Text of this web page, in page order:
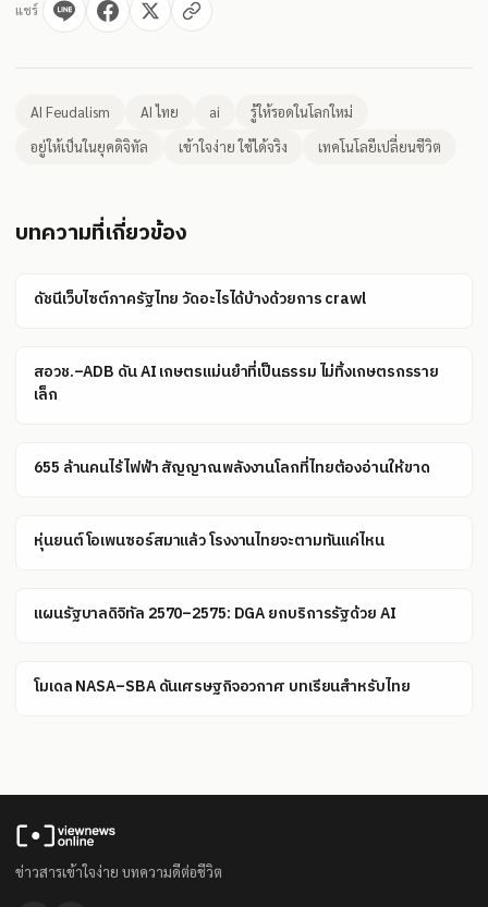
แชร์
AI Feudalism AI ไทย ai
รู้ให้รอดในโลกใหม่
อยู่ให้เป็นในยุคดิจิทัล
เข้าใจง่าย ใช้ได้จริง เทคโนโลยีเปลี่ยนชีวิต
บทความที่เกี่ยวข้อง
ดัชนีเว็บไซต์ภาครัฐไทย วัดอะไรได้บ้างด้วยการ crawl
สอวช.–ADB ดัน AI เกษตรแม่นยำที่เป็นธรรม ไม่ทิ้งเกษตรกรราย
เล็ก
655 ล้านคนไร้ไฟฟ้า สัญญาณพลังงานโลกที่ไทยต้องอ่านให้ขาด
หุ่นยนต์โอเพนซอร์สมาแล้ว โรงงานไทยจะตามทันแค่ไหน
แผนรัฐบาลดิจิทัล 2570–2575: DGA ยกบริการรัฐด้วย AI
โมเดล NASA–SBA ดันเศรษฐกิจอวกาศ บทเรียนสำหรับไทย
ข่าวสารเข้าใจง่าย บทความดีต่อชีวิต